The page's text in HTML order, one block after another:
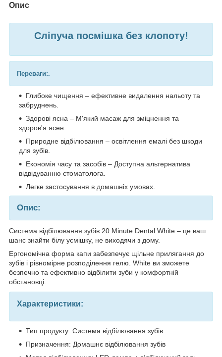
Опис
Сліпуча посмішка без клопоту!
Переваги:.
Глибоке чищення – ефективне видалення нальоту та
забруднень.
Здорові ясна – М'який масаж для зміцнення та
здоров'я ясен.
Природне відбілювання – освітлення емалі без шкоди
для зубів.
Економія часу та засобів – Доступна альтернатива
відвідуванню стоматолога.
Легке застосування в домашніх умовах.
Опис:
Система відбілювання зубів 20 Minute Dental White – це ваш
шанс знайти білу усмішку, не виходячи з дому.
Ергономічна форма капи забезпечує щільне прилягання до
зубів і рівномірне розподілення гелю. White ви зможете
безпечно та ефективно відбілити зуби у комфортній
обстановці.
Характеристики:
Тип продукту: Система відбілювання зубів
Призначення: Домашнє відбілювання зубів